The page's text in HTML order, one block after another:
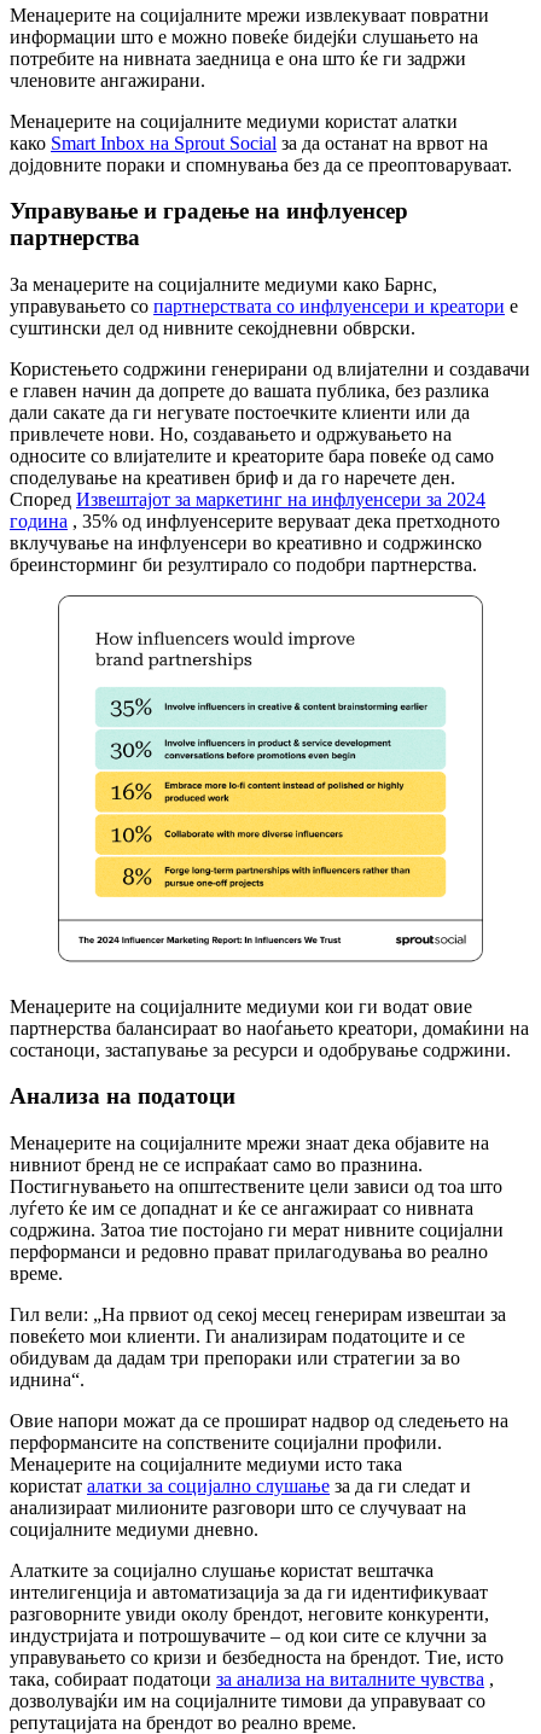
Менаџерите на социјалните мрежи извлекуваат повратни
информации што е можно повеќе бидејќи слушањето на
потребите на нивната заедница е она што ќе ги задржи
членовите ангажирани.
Менаџерите на социјалните медиуми користат алатки
како Smart Inbox на Sprout Social за да останат на врвот на
дојдовните пораки и спомнувања без да се преоптоваруваат.
Управување и градење на инфлуенсер
партнерства
За менаџерите на социјалните медиуми како Барнс,
управувањето со партнерствата со инфлуенсери и креатори е
суштински дел од нивните секојдневни обврски.
Користењето содржини генерирани од влијателни и создавачи
е главен начин да допрете до вашата публика, без разлика
дали сакате да ги негувате постоечките клиенти или да
привлечете нови. Но, создавањето и одржувањето на
односите со влијателите и креаторите бара повеќе од само
споделување на креативен бриф и да го наречете ден.
Според Извештајот за маркетинг на инфлуенсери за 2024
година , 35% од инфлуенсерите веруваат дека претходното
вклучување на инфлуенсери во креативно и содржинско
бреинсторминг би резултирало со подобри партнерства.
Менаџерите на социјалните медиуми кои ги водат овие
партнерства балансираат во наоѓањето креатори, домаќини на
состаноци, застапување за ресурси и одобрување содржини.
Анализа на податоци
Менаџерите на социјалните мрежи знаат дека објавите на
нивниот бренд не се испраќаат само во празнина.
Постигнувањето на општествените цели зависи од тоа што
луѓето ќе им се допаднат и ќе се ангажираат со нивната
содржина. Затоа тие постојано ги мерат нивните социјални
перформанси и редовно прават прилагодувања во реално
време.
Гил вели: „На првиот од секој месец генерирам извештаи за
повеќето мои клиенти. Ги анализирам податоците и се
обидувам да дадам три препораки или стратегии за во
иднина“.
Овие напори можат да се прошират надвор од следењето на
перформансите на сопствените социјални профили.
Менаџерите на социјалните медиуми исто така
користат алатки за социјално слушање за да ги следат и
анализираат милионите разговори што се случуваат на
социјалните медиуми дневно.
Алатките за социјално слушање користат вештачка
интелигенција и автоматизација за да ги идентификуваат
разговорните увиди околу брендот, неговите конкуренти,
индустријата и потрошувачите – од кои сите се клучни за
управувањето со кризи и безбедноста на брендот. Тие, исто
така, собираат податоци за анализа на виталните чувства ,
дозволувајќи им на социјалните тимови да управуваат со
репутацијата на брендот во реално време.